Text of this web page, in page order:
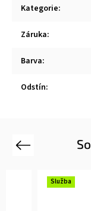
Kategorie:
Záruka:
Barva:
Odstín:
Previous
Služba